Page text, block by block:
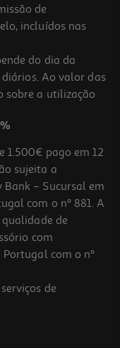
de
incluídos nas
do dia da
Ao valor das
sobre a utilização
1.500€ pago em 12
sujeita a
– Sucursal em
com o nº 881. A
de
com
com o nº
de